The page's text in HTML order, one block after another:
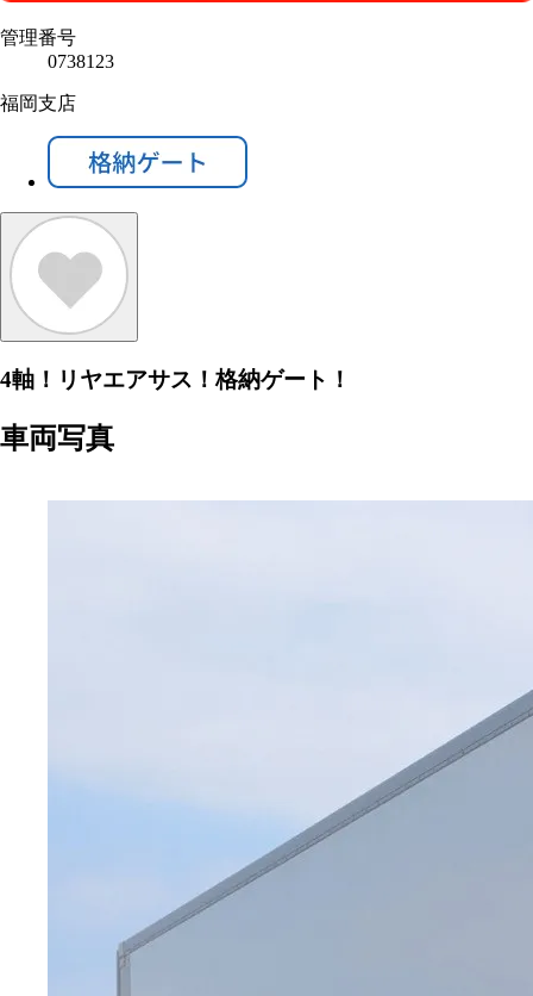
管理番号
0738123
福岡支店
4軸！リヤエアサス！格納ゲート！
車両写真